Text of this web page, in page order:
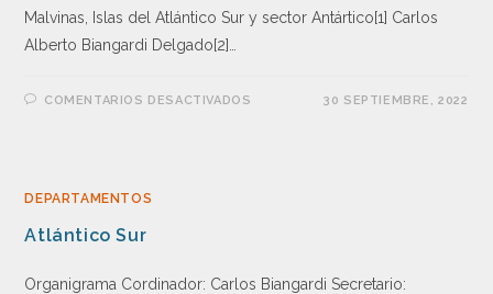
Malvinas, Islas del Atlántico Sur y sector Antártico[1] Carlos
Alberto Biangardi Delgado[2]…
COMENTARIOS DESACTIVADOS 30 SEPTIEMBRE, 2022
DEPARTAMENTOS
Atlántico Sur
Organigrama Cordinador: Carlos Biangardi Secretario: